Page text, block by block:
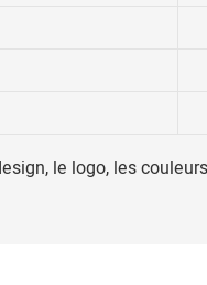
le logo, les